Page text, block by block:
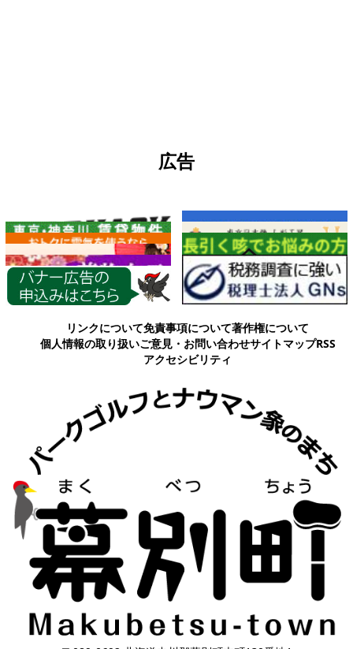
広告
各種情報
リンクについて免責事項について著作権について
個人情報の取り扱いご意見・お問い合わせサイトマップRSS
アクセシビリティ